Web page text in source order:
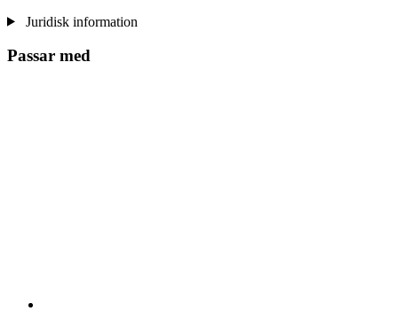
Juridisk information
Passar med